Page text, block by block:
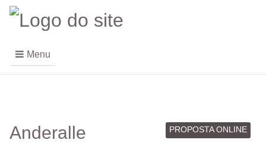
Menu
PROPOSTA ONLINE
Anderalle